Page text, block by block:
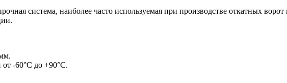
система, наиболее часто используемая при производстве откатных ворот
-60°С до +90°С.